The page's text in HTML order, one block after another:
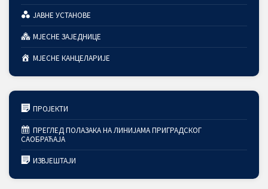
ЈАВНЕ УСТАНОВЕ
МЈЕСНЕ ЗАЈЕДНИЦЕ
МЈЕСНЕ КАНЦЕЛАРИЈЕ
ПРОЈЕКТИ
ПРЕГЛЕД ПОЛАЗАКА НА ЛИНИЈАМА ПРИГРАДСКОГ
САОБРАЋАЈА
ИЗВЈЕШТАЈИ